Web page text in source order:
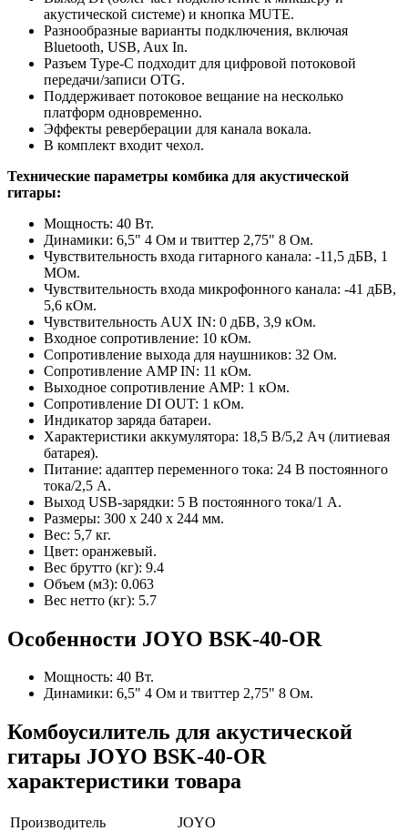
акустической системе) и кнопка MUTE.
Разнообразные варианты подключения, включая
Bluetooth, USB, Aux In.
Разъем Type-C подходит для цифровой потоковой
передачи/записи OTG.
Поддерживает потоковое вещание на несколько
платформ одновременно.
Эффекты реверберации для канала вокала.
В комплект входит чехол.
Технические параметры комбика для акустической
гитары:
Мощность: 40 Вт.
Динамики: 6,5" 4 Ом и твиттер 2,75" 8 Ом.
Чувствительность входа гитарного канала: -11,5 дБВ, 1
МОм.
Чувствительность входа микрофонного канала: -41 дБВ,
5,6 кОм.
Чувствительность AUX IN: 0 дБВ, 3,9 кОм.
Входное сопротивление: 10 кОм.
Сопротивление выхода для наушников: 32 Ом.
Сопротивление AMP IN: 11 кОм.
Выходное сопротивление AMP: 1 кОм.
Сопротивление DI OUT: 1 кОм.
Индикатор заряда батареи.
Характеристики аккумулятора: 18,5 В/5,2 Ач (литиевая
батарея).
Питание: адаптер переменного тока: 24 В постоянного
тока/2,5 А.
Выход USB-зарядки: 5 В постоянного тока/1 А.
Размеры: 300 х 240 х 244 мм.
Вес: 5,7 кг.
Цвет: оранжевый.
Вес брутто (кг): 9.4
Объем (м3): 0.063
Вес нетто (кг): 5.7
Особенности JOYO BSK-40-OR
Мощность: 40 Вт.
Динамики: 6,5" 4 Ом и твиттер 2,75" 8 Ом.
Комбоусилитель для акустической
гитары JOYO BSK-40-OR
характеристики товара
Производитель
JOYO